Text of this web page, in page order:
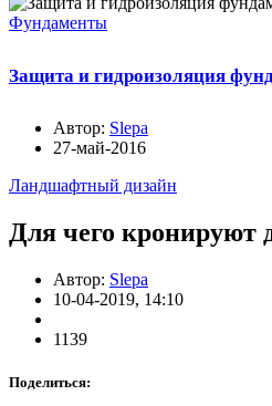
Фундаменты
Защита и гидроизоляция
Автор: Slepa
27-май-2016
Ландшафтный дизайн
Для чего кронируют
Автор: Slepa
10-04-2019, 14:10
1139
Поделиться: